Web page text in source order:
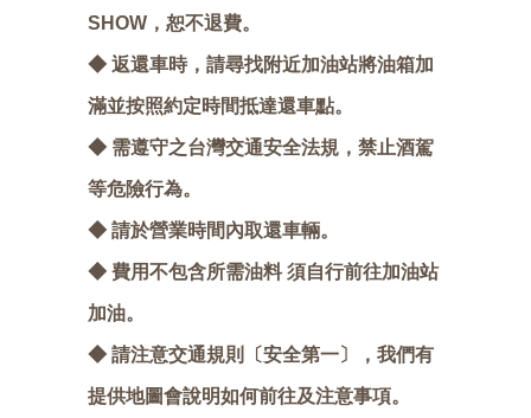
SHOW，恕不退費。
◆ 返還車時，請尋找附近加油站將油箱加
滿並按照約定時間抵達還車點。
◆ 需遵守之台灣交通安全法規，禁止酒駕
等危險行為。
◆ 請於營業時間內取還車輛。
◆ 費用不包含所需油料 須自行前往加油站
加油。
◆ 請注意交通規則〔安全第一〕，我們有
提供地圖會說明如何前往及注意事項。